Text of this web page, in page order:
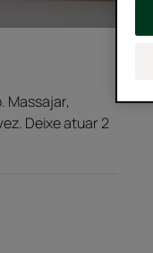
Massajar,
Deixe atuar 2